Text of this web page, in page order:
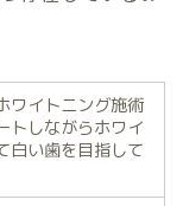
ワイトニング施術
トしながらホワイ
白い歯を目指して